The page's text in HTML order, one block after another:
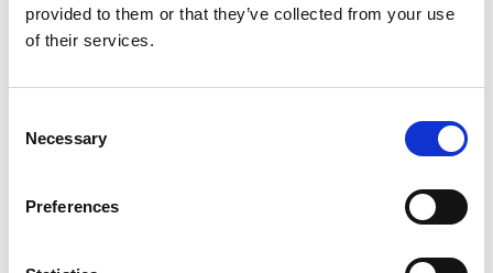
provided to them or that they’ve collected from your use
of their services.
Selection
Necessary
Preferences
Hyr en kajak
Adventures så går det även att boka kajak hosKoster
Kayak Tours